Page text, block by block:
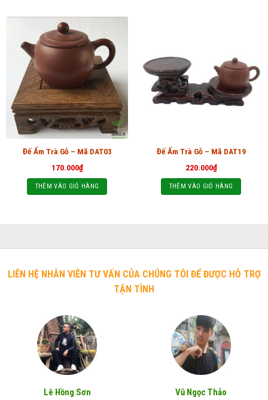
Đế Ấm Trà Gỗ – Mã DAT03
170.000₫
THÊM VÀO GIỎ HÀNG
Đế Ấm Trà Gỗ – Mã DAT19
220.000₫
THÊM VÀO GIỎ HÀNG
LIÊN HỆ NHÂN VIÊN TƯ VẤN CỦA CHÚNG TÔI ĐỂ ĐƯỢC HỖ TRỢ
TẬN TÌNH
Lê Hồng Sơn Vũ Ngọc Thảo